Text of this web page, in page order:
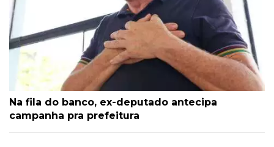
Na fila do banco, ex-deputado antecipa
campanha pra prefeitura